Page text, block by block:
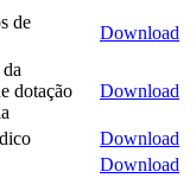
de
Download
dotação
Download
Download
Download